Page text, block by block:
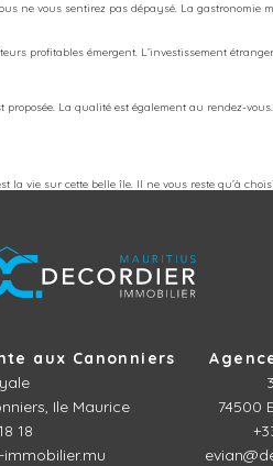
ne vous sentirez pas dépaysé. La
profitables émergent. L’investissement
La qualité est également au rendez-
vie sur cette belle île. Il ne vous reste qu’à
aux Canonniers
Ile Maurice
18
74500